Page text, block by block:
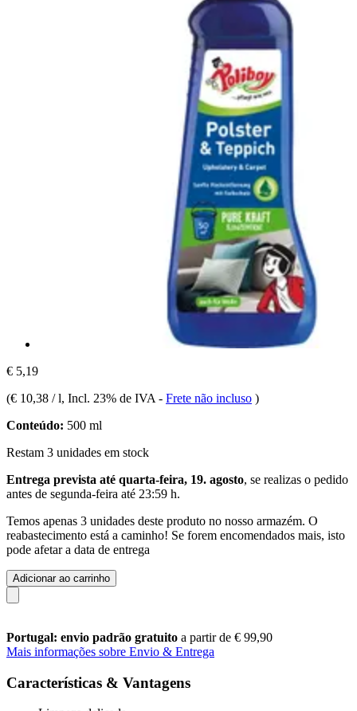
€ 5,19
(€ 10,38 / l, Incl. 23% de IVA - Frete não incluso )
Conteúdo: 500 ml
Restam 3 unidades em stock
Entrega prevista até quarta-feira, 19. agosto, se realizas o pedido
antes de segunda-feira até 23:59 h.
Temos apenas 3 unidades deste produto no nosso armazém. O
reabastecimento está a caminho! Se forem encomendados mais, isto
pode afetar a data de entrega
Adicionar ao carrinho
Portugal: envio padrão gratuito a partir de € 99,90
Mais informações sobre Envio & Entrega
Características & Vantagens